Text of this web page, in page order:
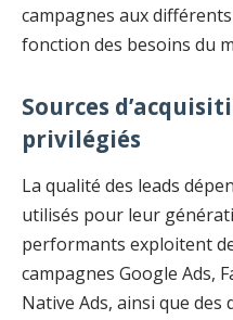
campagnes aux
fonction des besoins du
Sources
privilégiés
La qualité des leads
utilisés pour leur
performants exploitent
campagnes Google Ads,
Native Ads, ainsi que